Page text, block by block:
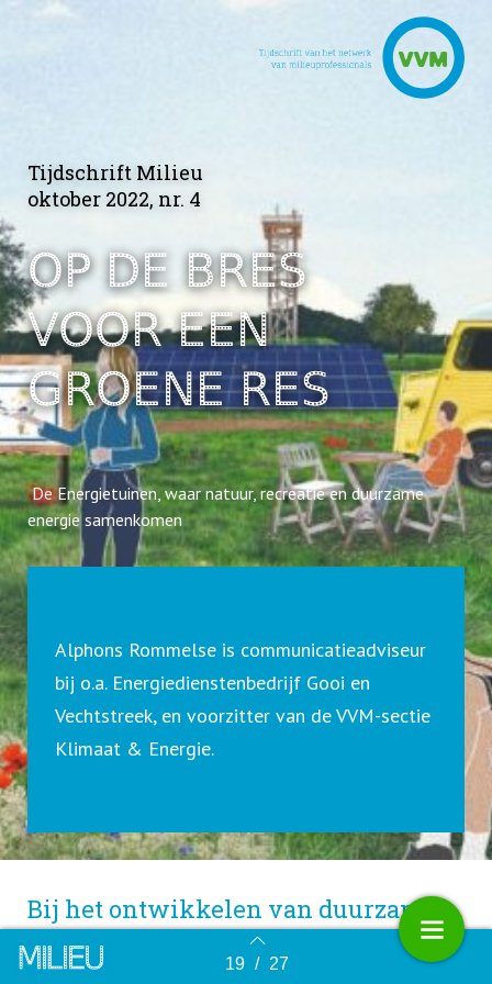
Terug naar overzicht 19 / 27
Tijdschrift Milieu
oktober 2022, nr. 4
OP DE BRES
VOOREEN
GROENE RES
De Energietuinen, waar natuur, recreatie en duurzame
energie samenkomen
Alphons Rommelse is communicatieadviseur
bij o.a. Energiedienstenbedrijf Gooi en
Vechtstreek, en voorzitter van de VVM-sectie
Klimaat & Energie.
Bij het ontwikkelen van duurzame
energie houd je natuurlijk rekening
met de effecten op natuur en